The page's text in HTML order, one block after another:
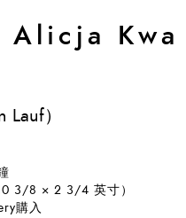
Alicja Kwa
）
3/8 × 2 3/4 英寸）
購入